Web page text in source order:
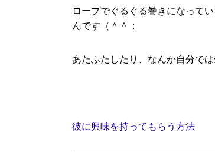
ロープでぐるぐる巻きになって
んです（＾＾；
あたふたしたり、なんか自分で
彼に興味を持ってもらう方法